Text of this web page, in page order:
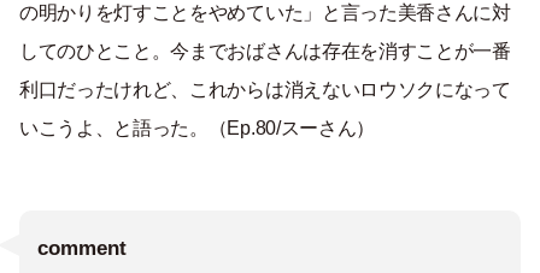
の明かりを灯すことをやめていた」と言った美香さんに対
してのひとこと。今までおばさんは存在を消すことが一番
利口だったけれど、これからは消えないロウソクになって
いこうよ、と語った。（Ep.80/スーさん）
comment